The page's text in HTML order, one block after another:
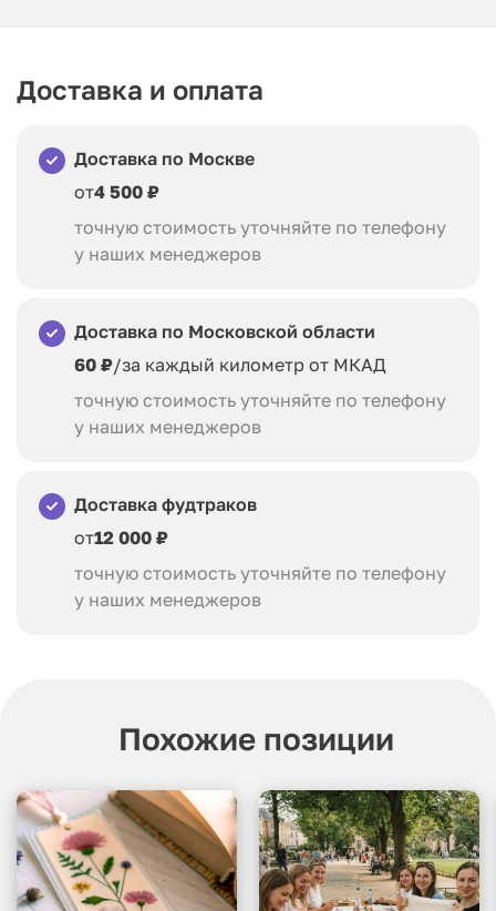
Доставка и оплата
Доставка по Москве
от4 500 ₽
точную стоимость уточняйте по телефону
у наших менеджеров
Доставка по Московской области
60 ₽/за каждый километр от МКАД
точную стоимость уточняйте по телефону
у наших менеджеров
Доставка фудтраков
от12 000 ₽
точную стоимость уточняйте по телефону
у наших менеджеров
Похожие позиции